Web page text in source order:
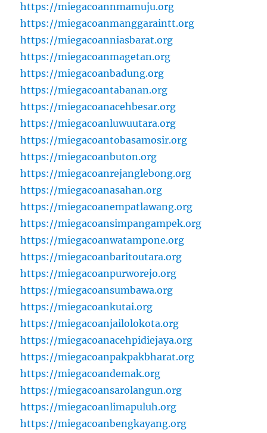
https://miegacoannmamuju.org
https://miegacoanmanggaraintt.org
https://miegacoanniasbarat.org
https://miegacoanmagetan.org
https://miegacoanbadung.org
https://miegacoantabanan.org
https://miegacoanacehbesar.org
https://miegacoanluwuutara.org
https://miegacoantobasamosir.org
https://miegacoanbuton.org
https://miegacoanrejanglebong.org
https://miegacoanasahan.org
https://miegacoanempatlawang.org
https://miegacoansimpangampek.org
https://miegacoanwatampone.org
https://miegacoanbaritoutara.org
https://miegacoanpurworejo.org
https://miegacoansumbawa.org
https://miegacoankutai.org
https://miegacoanjailolokota.org
https://miegacoanacehpidiejaya.org
https://miegacoanpakpakbharat.org
https://miegacoandemak.org
https://miegacoansarolangun.org
https://miegacoanlimapuluh.org
https://miegacoanbengkayang.org